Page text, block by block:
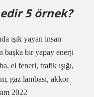
5 örnek?
ışık yayan insan
başka bir yapay enerji
el feneri, trafik ışığı,
gaz lambası, akkor
2022